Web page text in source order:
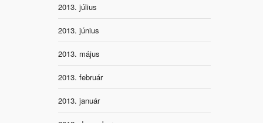
2013. július
2013. június
2013. május
2013. február
2013. január